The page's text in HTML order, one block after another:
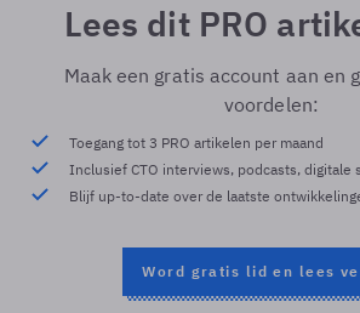
Lees dit PRO
Maak een gratis account aan en
voordelen:
Toegang tot 3 PRO artikelen per maand
Inclusief CTO interviews, podcasts, digitale
Blijf up-to-date over de laatste
Word gratis lid en lees